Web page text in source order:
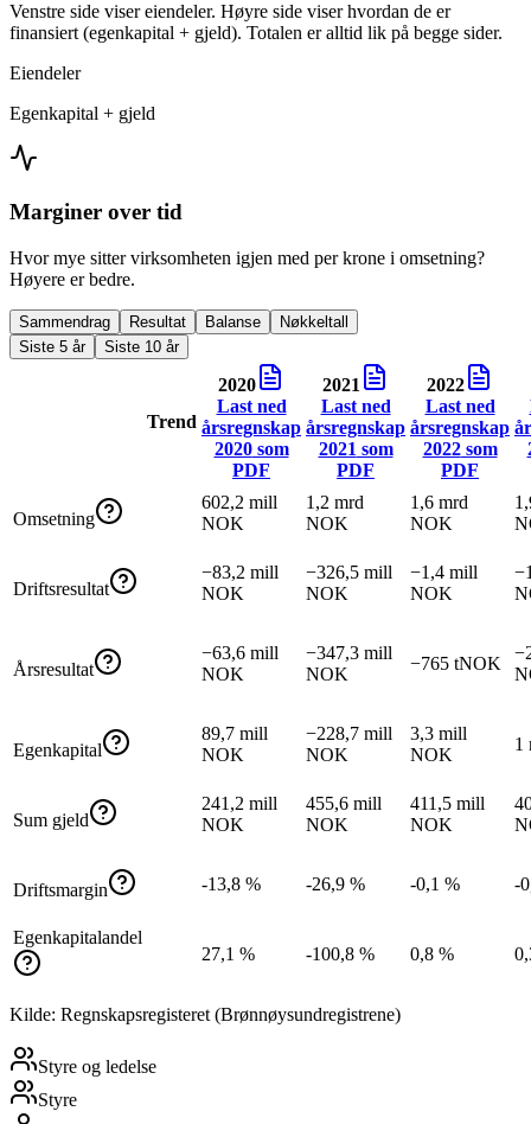
Venstre side viser eiendeler. Høyre side viser hvordan de er
finansiert (egenkapital + gjeld). Totalen er alltid lik på begge sider.
Eiendeler
Egenkapital + gjeld
Marginer over tid
Hvor mye sitter virksomheten igjen med per krone i omsetning?
Høyere er bedre.
Sammendrag Resultat Balanse
Nøkkeltall
Siste 5 år
Siste 10 år
Trend
2020
Last ned
årsregnskap
2020som
PDF
2021
Last ned
årsregnskap
2021 som
PDF
2022
Last ned
årsregnskap
2022som
PDF
Omsetning
602,2 mill
NOK
1,2 mrd
NOK
1,6 mrd
NOK
Driftsresultat
−83,2 mill
NOK
−326,5 mill
NOK
−1,4 mill
NOK
Årsresultat
−63,6 mill
NOK
−347,3 mill
NOK
−765 tNOK
Egenkapital
89,7 mill
NOK
−228,7 mill
NOK
3,3 mill
NOK
1
Sum gjeld
241,2 mill
NOK
455,6 mill
NOK
411,5 mill
NOK
Driftsmargin -13,8 % -26,9 % -0,1 % -
Egenkapitalandel
27,1 %
-100,8 % 0,8 %
Kilde: Regnskapsregisteret (Brønnøysundregistrene)
Styre og ledelse
Styre